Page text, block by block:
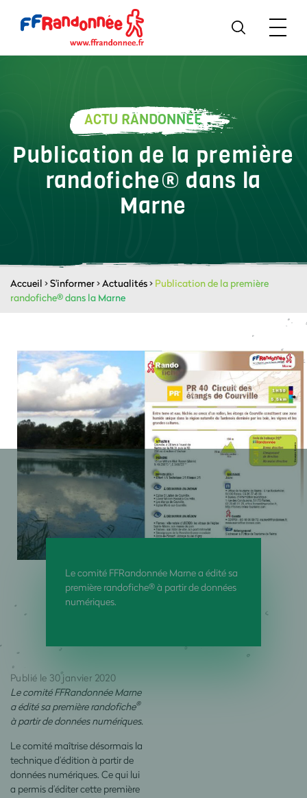
ACTU RANDONNÉE
Publication de la première
randofiche® dans la
Marne
Accueil >S'informer>Actualités> Publication de la première
randofiche® dans la Marne
Le comité FFRandonnée Marne a édité sa
première randofiche® à partir de données
numériques.
Publié le 30 janvier 2020
Le comité FFRandonnée Marne
a édité sa première randofiche®
à partir de données numériques.
Le comité maîtrise désormais la
technique d’édition à partir de
données numériques. Ce qui lui
a permis d’éditer cette première